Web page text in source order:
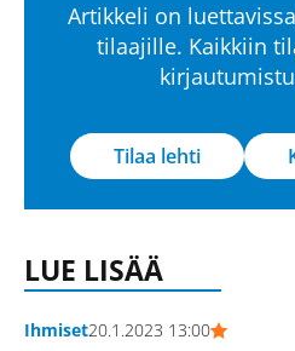
Artikkeli on
tilaajille. Kaikkiin
Tilaa lehti
LUE LISÄÄ
Ihmiset20.1.2023 13:00